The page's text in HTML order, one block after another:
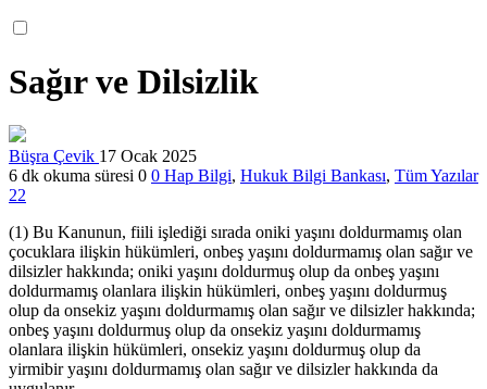
Sağır ve Dilsizlik
Büşra Çevik 17 Ocak 2025
6 dk okuma süresi 0 0 Hap Bilgi, Hukuk Bilgi Bankası, Tüm Yazılar
22
(1) Bu Kanunun, fiili işlediği sırada oniki yaşını doldurmamış olan
çocuklara ilişkin hükümleri, onbeş yaşını doldurmamış olan sağır ve
dilsizler hakkında; oniki yaşını doldurmuş olup da onbeş yaşını
doldurmamış olanlara ilişkin hükümleri, onbeş yaşını doldurmuş
olup da onsekiz yaşını doldurmamış olan sağır ve dilsizler hakkında;
onbeş yaşını doldurmuş olup da onsekiz yaşını doldurmamış
olanlara ilişkin hükümleri, onsekiz yaşını doldurmuş olup da
yirmibir yaşını doldurmamış olan sağır ve dilsizler hakkında da